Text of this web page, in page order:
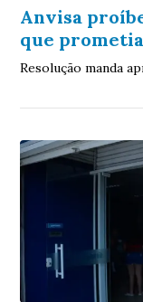
Anvisa
que
Resolução manda